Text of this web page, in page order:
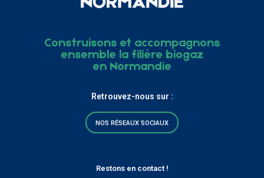
Construisons et accompagnons
ensemble la filière biogaz
en Normandie
Retrouvez-nous sur :
NOS RÉSEAUX SOCIAUX
Restons en contact !